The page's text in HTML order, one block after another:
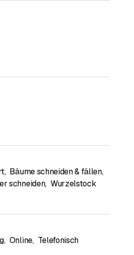
, Bäume schneiden & fällen,
schneiden, Wurzelstock
, Online, Telefonisch